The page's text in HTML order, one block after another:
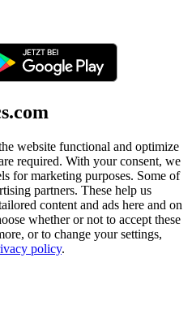
website functional and optimize
required. With your consent, we
for marketing purposes. Some of
partners. These help us
content and ads here and on
whether or not to accept these
or to change your settings,
policy.